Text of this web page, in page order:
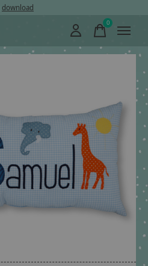
download
0items